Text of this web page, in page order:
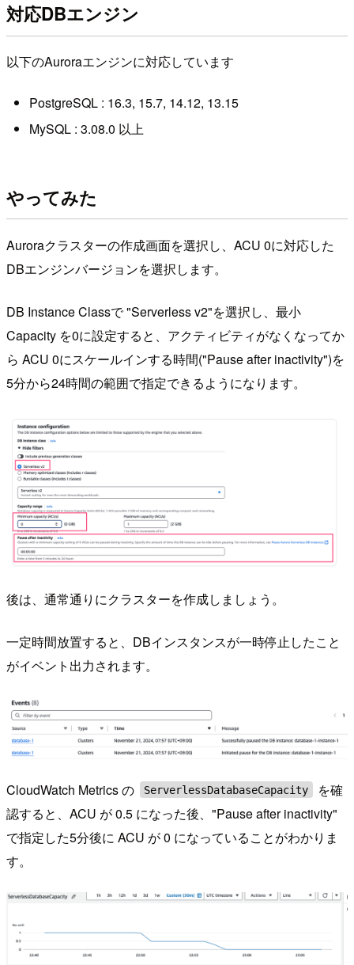
対応DBエンジン
以下のAuroraエンジンに対応しています
PostgreSQL : 16.3, 15.7, 14.12, 13.15
MySQL : 3.08.0 以上
やってみた
Auroraクラスターの作成画面を選択し、ACU 0に対応した
DBエンジンバージョンを選択します。
DB Instance Classで "Serverless v2"を選択し、最小
Capacity を0に設定すると、アクティビティがなくなってか
ら ACU 0にスケールインする時間("Pause after inactivity")を
5分から24時間の範囲で指定できるようになります。
後は、通常通りにクラスターを作成しましょう。
一定時間放置すると、DBインスタンスが一時停止したこと
がイベント出力されます。
CloudWatch Metrics の ServerlessDatabaseCapacity
を確
認すると、ACU が 0.5 になった後、"Pause after inactivity"
で指定した5分後に ACU が 0 になっていることがわかりま
す。